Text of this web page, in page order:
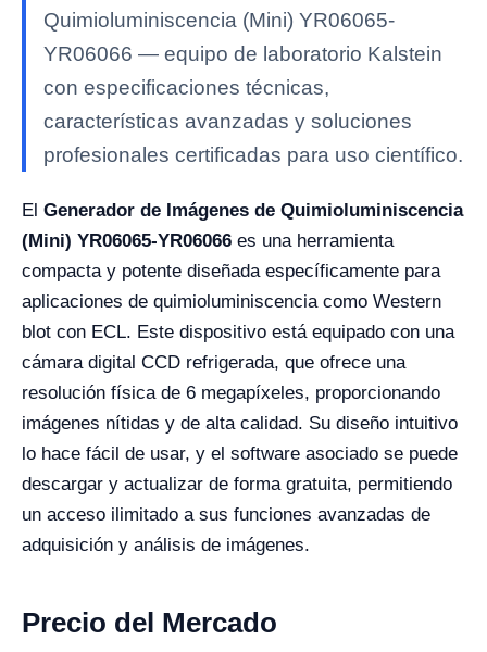
Quimioluminiscencia (Mini) YR06065-
YR06066 — equipo de laboratorio Kalstein
con especificaciones técnicas,
características avanzadas y soluciones
profesionales certificadas para uso científico.
El Generador de Imágenes de Quimioluminiscencia
(Mini) YR06065-YR06066 es una herramienta
compacta y potente diseñada específicamente para
aplicaciones de quimioluminiscencia como Western
blot con ECL. Este dispositivo está equipado con una
cámara digital CCD refrigerada, que ofrece una
resolución física de 6 megapíxeles, proporcionando
imágenes nítidas y de alta calidad. Su diseño intuitivo
lo hace fácil de usar, y el software asociado se puede
descargar y actualizar de forma gratuita, permitiendo
un acceso ilimitado a sus funciones avanzadas de
adquisición y análisis de imágenes.
Precio del Mercado